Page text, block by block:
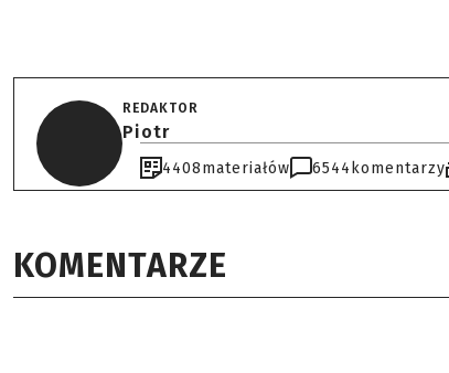
REDAKTOR
Piotr
4408materiałów 6544 komentarzy
KOMENTARZE